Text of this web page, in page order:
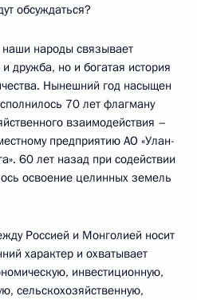
обсуждаться?
народы связывает
дружба, но и богатая история
Нынешний год насыщен
70 лет флагману
взаимодействия –
предприятию АО «Улан-
60 лет назад при содействии
освоение целинных земель
Россией и Монголией носит
характер и охватывает
инвестиционную,
сельскохозяйственную,